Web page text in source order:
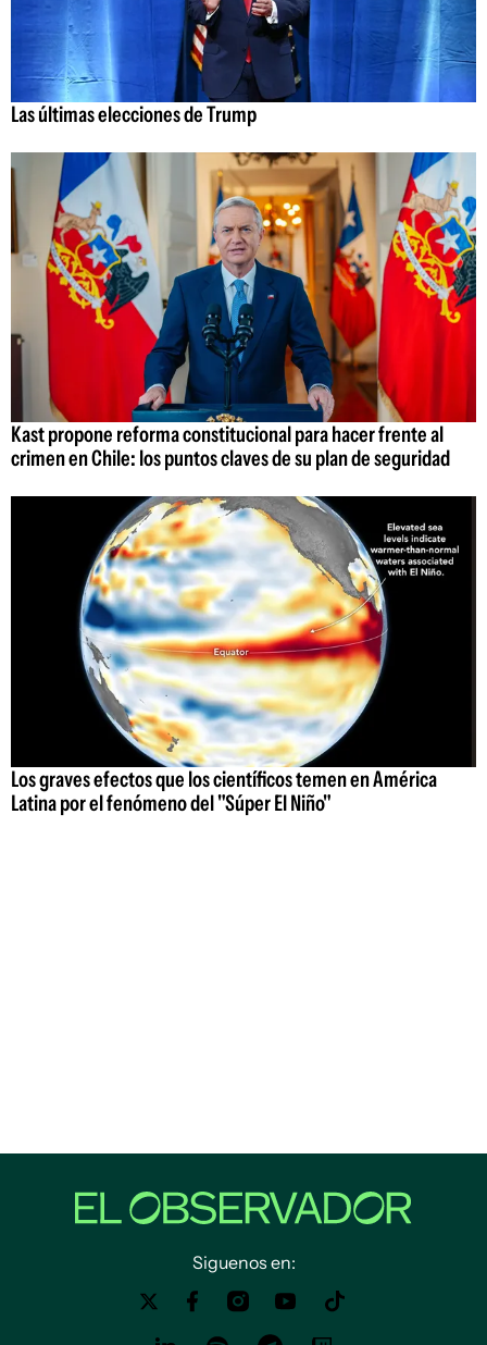
Las últimas elecciones de Trump
Kast propone reforma constitucional para hacer frente al
crimen en Chile: los puntos claves de su plan de seguridad
Los graves efectos que los científicos temen en América
Latina por el fenómeno del "Súper El Niño"
Siguenos en: